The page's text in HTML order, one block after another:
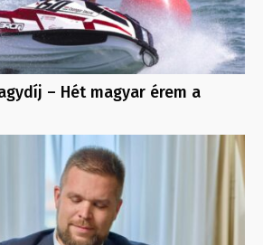
– Hét magyar érem a